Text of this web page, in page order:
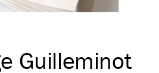
Guilleminot